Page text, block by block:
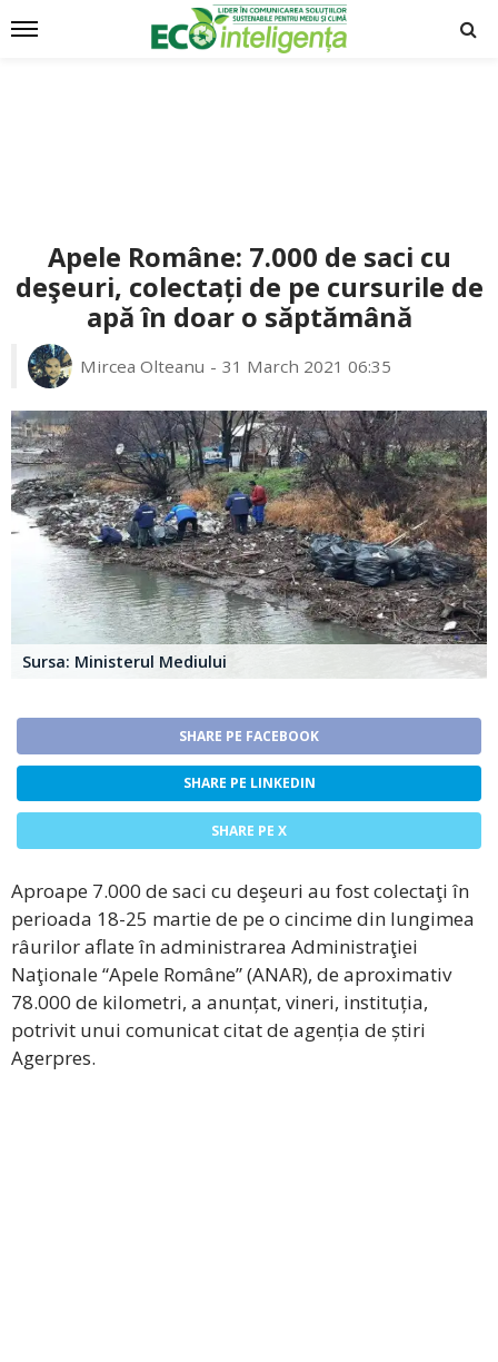
Apele Române: 7.000 de saci cu
deşeuri, colectați de pe cursurile de
apă în doar o săptămână
Mircea Olteanu 31 March 2021 06:35
Sursa: Ministerul Mediului
SHARE PE FACEBOOK
SHARE PE LINKEDIN
SHARE PE X
Aproape 7.000 de saci cu deşeuri au fost colectaţi în
perioada 18-25 martie de pe o cincime din lungimea
râurilor aflate în administrarea Administraţiei
Naţionale “Apele Române” (ANAR), de aproximativ
78.000 de kilometri, a anunțat, vineri, instituția,
potrivit unui comunicat citat de agenția de știri
Agerpres.